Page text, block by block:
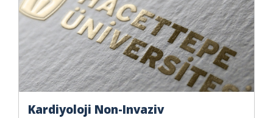
Kardiyoloji Non-Invaziv